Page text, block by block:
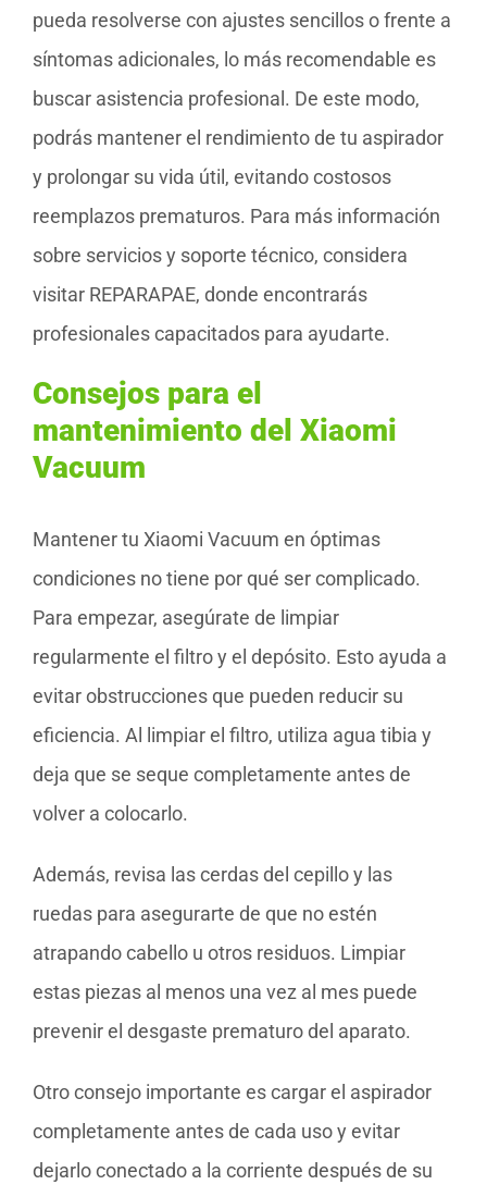
pueda resolverse con ajustes sencillos o frente a
síntomas adicionales, lo más recomendable es
buscar asistencia profesional. De este modo,
podrás mantener el rendimiento de tu aspirador
y prolongar su vida útil, evitando costosos
reemplazos prematuros. Para más información
sobre servicios y soporte técnico, considera
visitar REPARAPAE, donde encontrarás
profesionales capacitados para ayudarte.
Consejos para el
mantenimiento del Xiaomi
Vacuum
Mantener tu Xiaomi Vacuum en óptimas
condiciones no tiene por qué ser complicado.
Para empezar, asegúrate de limpiar
regularmente el filtro y el depósito. Esto ayuda a
evitar obstrucciones que pueden reducir su
eficiencia. Al limpiar el filtro, utiliza agua tibia y
deja que se seque completamente antes de
volver a colocarlo.
Además, revisa las cerdas del cepillo y las
ruedas para asegurarte de que no estén
atrapando cabello u otros residuos. Limpiar
estas piezas al menos una vez al mes puede
prevenir el desgaste prematuro del aparato.
Otro consejo importante es cargar el aspirador
completamente antes de cada uso y evitar
dejarlo conectado a la corriente después de su